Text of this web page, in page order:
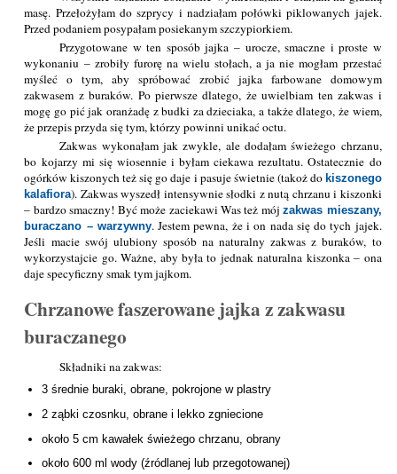
masę. Przełożyłam do szprycy i nadziałam połówki piklowanych jajek.
Przed podaniem posypałam posiekanym szczypiorkiem.
Przygotowane w ten sposób jajka – urocze, smaczne i proste w
wykonaniu – zrobiły furorę na wielu stołach, a ja nie mogłam przestać
myśleć o tym, aby spróbować zrobić jajka farbowane domowym
zakwasem z buraków. Po pierwsze dlatego, że uwielbiam ten zakwas i
mogę go pić jak oranżadę z budki za dzieciaka, a także dlatego, że wiem,
że przepis przyda się tym, którzy powinni unikać octu.
Zakwas wykonałam jak zwykle, ale dodałam świeżego chrzanu,
bo kojarzy mi się wiosennie i byłam ciekawa rezultatu. Ostatecznie do
ogórków kiszonych też się go daje i pasuje świetnie (takoż do kiszonego
kalafiora). Zakwas wyszedł intensywnie słodki z nutą chrzanu i kiszonki
– bardzo smaczny! Być może zaciekawi Was też mójzakwas mieszany,
buraczano – warzywny. Jestem pewna, że i on nada się do tych jajek.
Jeśli macie swój ulubiony sposób na naturalny zakwas z buraków, to
wykorzystajcie go. Ważne, aby była to jednak naturalna kiszonka – ona
daje specyficzny smak tym jajkom.
Chrzanowe faszerowane jajka z zakwasu
buraczanego
Składniki na zakwas:
3 średnie buraki, obrane, pokrojone w plastry
2 ząbki czosnku, obrane i lekko zgniecione
około 5 cm kawałek świeżego chrzanu, obrany
około 600 ml wody (źródlanej lub przegotowanej)